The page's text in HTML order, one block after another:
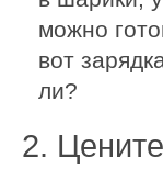
можно
вот
ли?
2.